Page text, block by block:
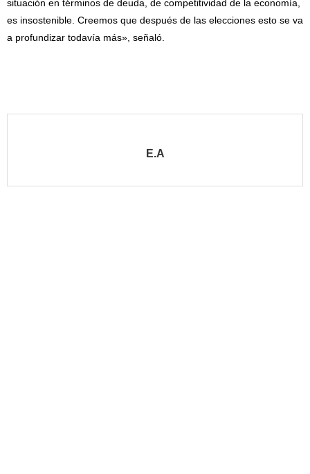
situación en términos de deuda, de competitividad de la economía,
es insostenible. Creemos que después de las elecciones esto se va
a profundizar todavía más», señaló.
E.A